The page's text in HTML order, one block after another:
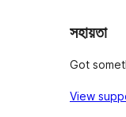
সহায়তা
Got
View